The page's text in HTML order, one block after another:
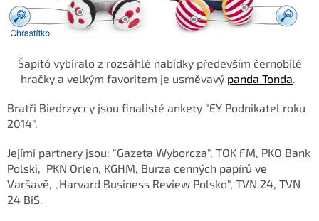
Šapitó vybíralo z rozsáhlé nabídky především černobílé
hračky a velkým favoritem je usměvavý panda Tonda.
Bratři Biedrzyccy jsou finalisté ankety "EY Podnikatel roku
2014".
Jejími partnery jsou: "Gazeta Wyborcza", TOK FM, PKO Bank
Polski, PKN Orlen, KGHM, Burza cenných papírů ve
Varšavě, „Harvard Business Review Polsko", TVN 24, TVN
24 BiS.